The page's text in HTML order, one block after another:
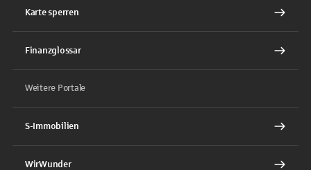
Karte sperren
Finanzglossar
Weitere Portale
S-Immobilien
WirWunder